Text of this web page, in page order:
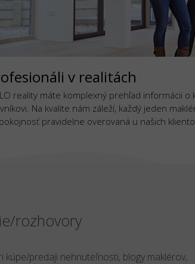
v realitách
reality máte komplexný prehľad informácii o
Na kvalite nám záleží, každý jeden
pravidelne overovaná u našich
rozhovory
predaji nehnuteľnosti, blogy maklérov,